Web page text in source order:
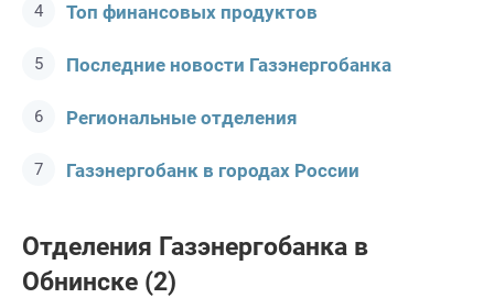
Топ финансовых продуктов
Последние новости Газэнергобанкa
Региональные отделения
Газэнергобанк в городах России
Отделения Газэнергобанкa в
Обнинске (2)